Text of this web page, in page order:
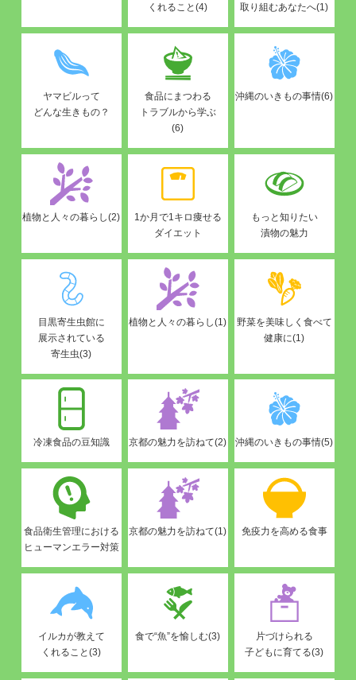
くれること(4)
取り組むあなたへ(1)
ヤマビルって
どんな生きもの？
食品にまつわる
トラブルから学ぶ
(6)
沖縄のいきもの事情(6)
植物と人々の暮らし(2)
1か月で1キロ痩せる
ダイエット
もっと知りたい
漬物の魅力
目黒寄生虫館に
展示されている
寄生虫(3)
植物と人々の暮らし(1)
野菜を美味しく食べて
健康に(1)
冷凍食品の豆知識 京都の魅力を訪ねて(2) 沖縄のいきもの事情(5)
食品衛生管理における
ヒューマンエラー対策
京都の魅力を訪ねて(1) 免疫力を高める食事
イルカが教えて
くれること(3)
食で“魚”を愉しむ(3)
片づけられる
子どもに育てる(3)